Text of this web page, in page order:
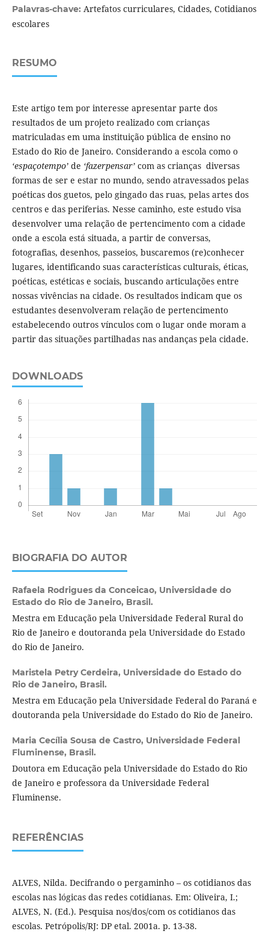
Palavras-chave: Artefatos curriculares, Cidades, Cotidianos
escolares
RESUMO
Este artigo tem por interesse apresentar parte dos
resultados de um projeto realizado com crianças
matriculadas em uma instituição pública de ensino no
Estado do Rio de Janeiro. Considerando a escola como o
‘espaçotempo’ de ‘fazerpensar’ com as crianças diversas
formas de ser e estar no mundo, sendo atravessados pelas
poéticas dos guetos, pelo gingado das ruas, pelas artes dos
centros e das periferias. Nesse caminho, este estudo visa
desenvolver uma relação de pertencimento com a cidade
onde a escola está situada, a partir de conversas,
fotografias, desenhos, passeios, buscaremos (re)conhecer
lugares, identificando suas características culturais, éticas,
poéticas, estéticas e sociais, buscando articulações entre
nossas vivências na cidade. Os resultados indicam que os
estudantes desenvolveram relação de pertencimento
estabelecendo outros vínculos com o lugar onde moram a
partir das situações partilhadas nas andanças pela cidade.
DOWNLOADS
BIOGRAFIA DO AUTOR
Rafaela Rodrigues da Conceicao, Universidade do
Estado do Rio de Janeiro, Brasil.
Mestra em Educação pela Universidade Federal Rural do
Rio de Janeiro e doutoranda pela Universidade do Estado
do Rio de Janeiro.
Maristela Petry Cerdeira, Universidade do Estado do
Rio de Janeiro, Brasil.
Mestra em Educação pela Universidade Federal do Paraná e
doutoranda pela Universidade do Estado do Rio de Janeiro.
Maria Cecília Sousa de Castro, Universidade Federal
Fluminense, Brasil.
Doutora em Educação pela Universidade do Estado do Rio
de Janeiro e professora da Universidade Federal
Fluminense.
REFERÊNCIAS
ALVES, Nilda. Decifrando o pergaminho – os cotidianos das
escolas nas lógicas das redes cotidianas. Em: Oliveira, I.;
ALVES, N. (Ed.). Pesquisa nos/dos/com os cotidianos das
escolas. Petrópolis/RJ: DP etal. 2001a. p. 13-38.